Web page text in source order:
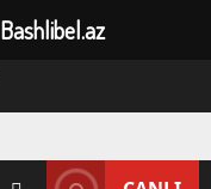
Bashlibel.az